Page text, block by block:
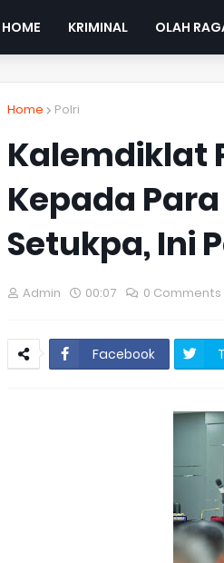
HOME KRIMINAL OLAH
Home Polri
Kalemdiklat
Kepada
Setukpa, Ini
Admin 00:07 0 Comments
Facebook